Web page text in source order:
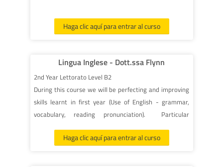
Haga clic aquí para entrar al curso
Lingua Inglese - Dott.ssa Flynn
2nd Year Lettorato Level B2
During this course we will be perfecting and improving
skills learnt in first year (Use of English - grammar,
vocabulary, reading pronunciation). Particular
listening and writing will be covered in Video lessons.
Haga clic aquí para entrar al curso